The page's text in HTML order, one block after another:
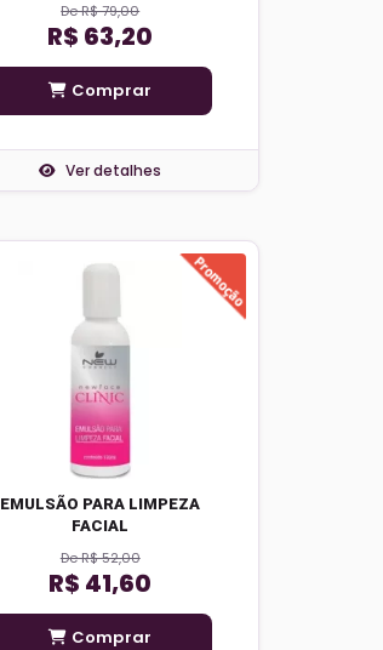
De R$ 79,00
R$ 63,20
Comprar
Ver detalhes
EMULSÃO PARA LIMPEZA
FACIAL
De R$ 52,00
R$ 41,60
Comprar